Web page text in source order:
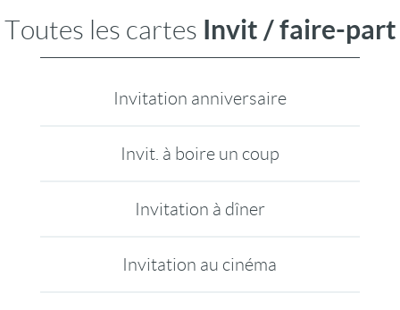
Toutes les cartes Invit / faire-part
Invitation anniversaire
Invit. à boire un coup
Invitation à dîner
Invitation au cinéma